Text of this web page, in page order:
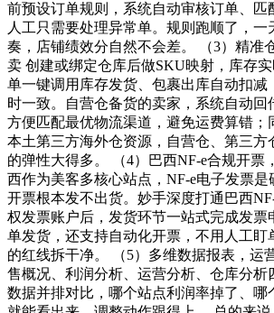
前预设订单规则，系统自动审核订单、匹
人工只需要处理异常单。规则跑顺了，一
奏，店铺绩效分自然不会差。 （3）精准
卖 创建或绑定仓库后做SKU映射，库存
单一键调用库存发货、包裹出库自动扣减
时一致。自营仓备货的卖家，系统自动回
方便匹配最优物流渠道，避免运费算错；
本土第三方海外仓资源，自营仓、第三方
的弹性大得多。 （4）巴西NF-e合规开票
西作为美客多核心站点，NF-e电子发票是
开票根本发不出货。妙手深度打通巴西
权发票账户后，发货环节一站式完成发票
单发货，还支持自动化开票，不用人工盯
的红线拆干净。 （5）多维数据报表，运
售概况、利润分析、运营分析、仓库分析
数据并排对比，哪个站点利润率掉了、哪